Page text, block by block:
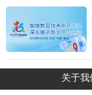
关于我